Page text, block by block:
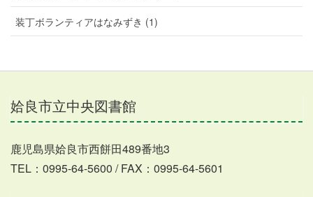
装丁ボランティアはなみずき (1)
姶良市立中央図書館
鹿児島県姶良市西餅田489番地3
TEL：0995-64-5600 / FAX：0995-64-5601